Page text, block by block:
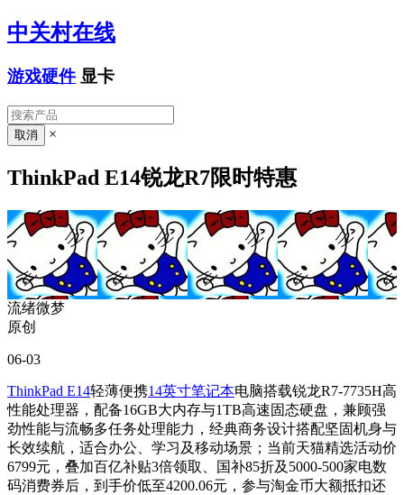
中关村在线
游戏硬件 显卡
×
ThinkPad E14锐龙R7限时特惠
流绪微梦
原创
06-03
ThinkPad E14轻薄便携14英寸笔记本电脑搭载锐龙R7-7735H高
性能处理器，配备16GB大内存与1TB高速固态硬盘，兼顾强
劲性能与流畅多任务处理能力，经典商务设计搭配坚固机身与
长效续航，适合办公、学习及移动场景；当前天猫精选活动价
6799元，叠加百亿补贴3倍领取、国补85折及5000-500家电数
码消费券后，到手价低至4200.06元，参与淘金币大额抵扣还